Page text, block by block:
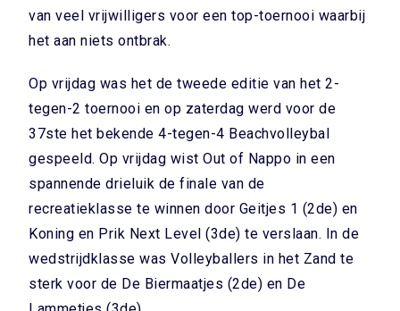
van veel vrijwilligers voor een top-toernooi waarbij
het aan niets ontbrak.
Op vrijdag was het de tweede editie van het 2-
tegen-2 toernooi en op zaterdag werd voor de
37ste het bekende 4-tegen-4 Beachvolleybal
gespeeld. Op vrijdag wist Out of Nappo in een
spannende drieluik de finale van de
recreatieklasse te winnen door Geitjes 1 (2de) en
Koning en Prik Next Level (3de) te verslaan. In de
wedstrijdklasse was Volleyballers in het Zand te
sterk voor de De Biermaatjes (2de) en De